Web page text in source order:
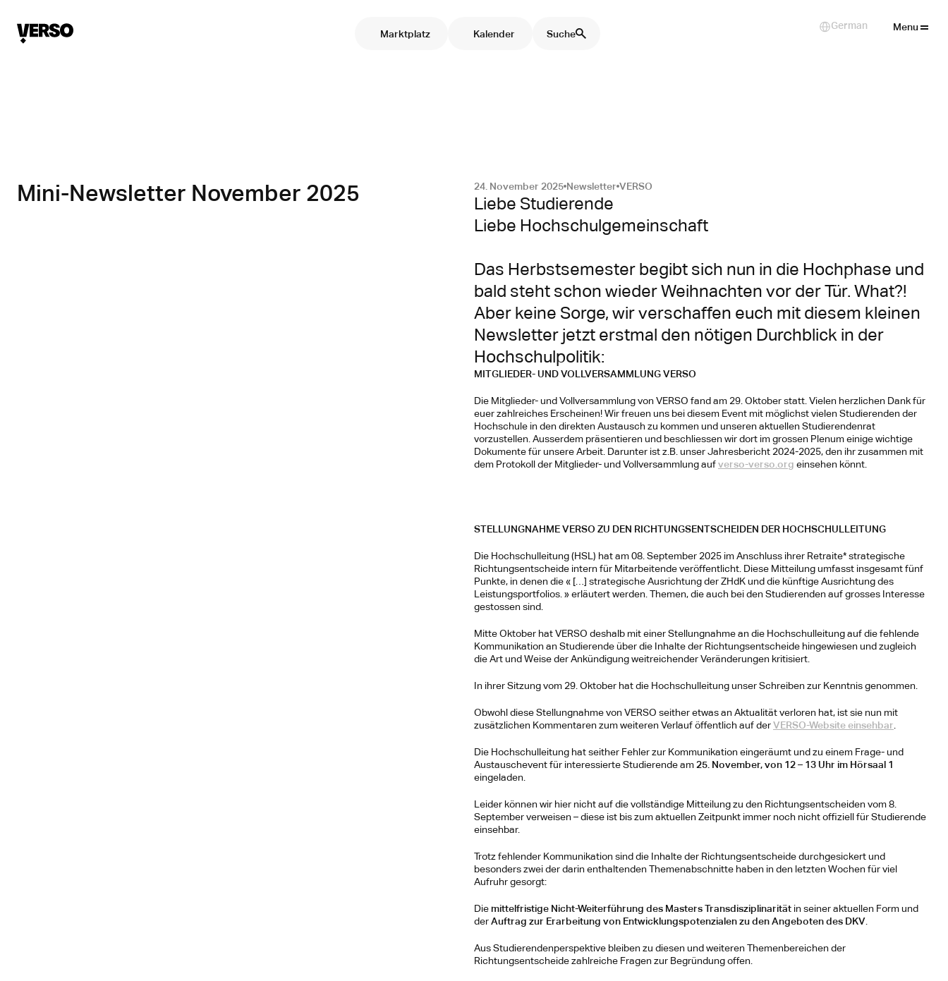
Mini-Newsletter November 2025 24. November 2025 Newsletter VERSO
Liebe Studierende
Liebe Hochschulgemeinschaft
Das Herbstsemester begibt sich nun in die Hochphase und
bald steht schon wieder Weihnachten vor der Tür. What?!
Aber keine Sorge, wir verschaffen euch mit diesem kleinen
Newsletter jetzt erstmal den nötigen Durchblick in der
Hochschulpolitik:
MITGLIEDER- UND VOLLVERSAMMLUNG VERSO
Die Mitglieder- und Vollversammlung von VERSO fand am 29. Oktober statt. Vielen herzlichen Dank für
euer zahlreiches Erscheinen! Wir freuen uns bei diesem Event mit möglichst vielen Studierenden der
Hochschule in den direkten Austausch zu kommen und unseren aktuellen Studierendenrat
vorzustellen. Ausserdem präsentieren und beschliessen wir dort im grossen Plenum einige wichtige
Dokumente für unsere Arbeit. Darunter ist z.B. unser Jahresbericht 2024-2025, den ihr zusammen mit
dem Protokoll der Mitglieder- und Vollversammlung auf verso-verso.org einsehen könnt.
STELLUNGNAHME VERSO ZU DEN RICHTUNGSENTSCHEIDEN DER HOCHSCHULLEITUNG
Die Hochschulleitung (HSL) hat am 08. September 2025 im Anschluss ihrer Retraite* strategische
Richtungsentscheide intern für Mitarbeitende veröffentlicht. Diese Mitteilung umfasst insgesamt fünf
Punkte, in denen die « […] strategische Ausrichtung der ZHdK und die künftige Ausrichtung des
Leistungsportfolios. » erläutert werden. Themen, die auch bei den Studierenden auf grosses Interesse
gestossen sind.
Mitte Oktober hat VERSO deshalb mit einer Stellungnahme an die Hochschulleitung auf die fehlende
Kommunikation an Studierende über die Inhalte der Richtungsentscheide hingewiesen und zugleich
die Art und Weise der Ankündigung weitreichender Veränderungen kritisiert.
In ihrer Sitzung vom 29. Oktober hat die Hochschulleitung unser Schreiben zur Kenntnis genommen.
Obwohl diese Stellungnahme von VERSO seither etwas an Aktualität verloren hat, ist sie nun mit
zusätzlichen Kommentaren zum weiteren Verlauf öffentlich auf der VERSO-Website einsehbar
Die Hochschulleitung hat seither Fehler zur Kommunikation eingeräumt und zu einem Frage- und
Austauschevent für interessierte Studierende am 25. November, von 12 – 13 Uhr im Hörsaal 1
eingeladen.
Leider können wir hier nicht auf die vollständige Mitteilung zu den Richtungsentscheiden vom 8.
September verweisen – diese ist bis zum aktuellen Zeitpunkt immer noch nicht offiziell für Studierende
einsehbar.
Trotz fehlender Kommunikation sind die Inhalte der Richtungsentscheide durchgesickert und
besonders zwei der darin enthaltenden Themenabschnitte haben in den letzten Wochen für viel
Aufruhr gesorgt:
Die mittelfristige Nicht-Weiterführung des Masters Transdisziplinarität in seiner aktuellen Form und
der Auftrag zur Erarbeitung von Entwicklungspotenzialen zu den Angeboten des DKV
Aus Studierendenperspektive bleiben zu diesen und weiteren Themenbereichen der
Richtungsentscheide zahlreiche Fragen zur Begründung offen.
Kalender Suche
Marktplatz
Menu
Select Language
German